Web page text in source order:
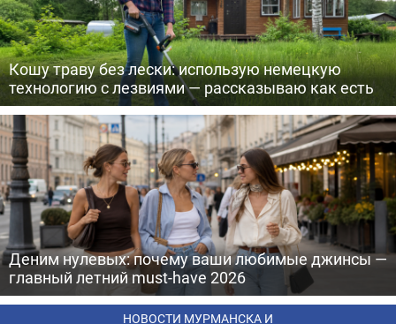
Кошу траву без лески: использую немецкую
технологию с лезвиями — рассказываю как есть
Деним нулевых: почему ваши любимые джинсы —
главный летний must-have 2026
НОВОСТИ МУРМАНСКА И